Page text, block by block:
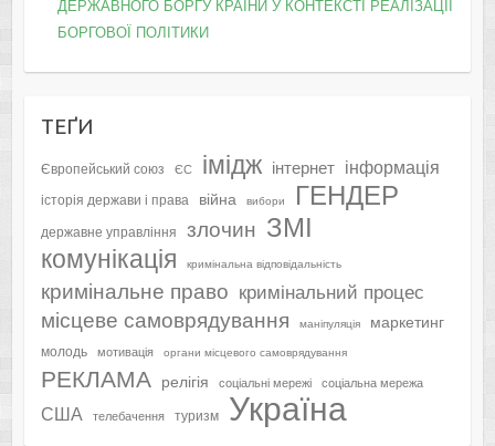
ДЕРЖАВНОГО БОРГУ КРАЇНИ У КОНТЕКСТІ РЕАЛІЗАЦІЇ
БОРГОВОЇ ПОЛІТИКИ
ТЕҐИ
Європейський союз ЄС імідж інтернет інформація
історія держави і права війна вибори ГЕНДЕР
державне управління злочин ЗМІ
комунікація кримінальна відповідальність
кримінальне право кримінальний процес
місцеве самоврядування маніпуляція маркетинг
молодь мотивація органи місцевого самоврядування
РЕКЛАМА релігія соціальні мережі соціальна мережа
США телебачення туризм Україна